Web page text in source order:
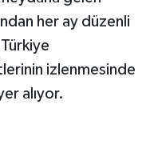
her ay düzenli
izlenmesinde
alıyor.